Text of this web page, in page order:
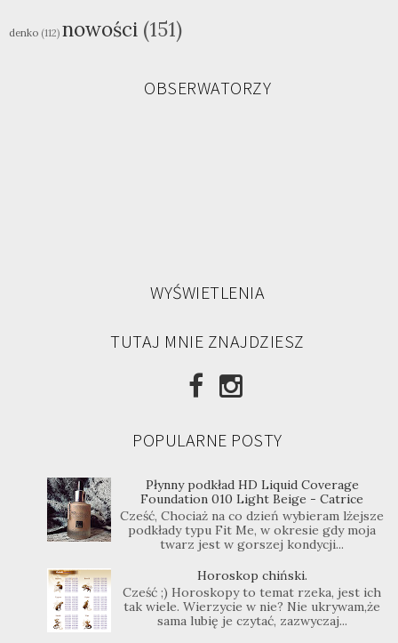
denko (112) nowości (151)
OBSERWATORZY
WYŚWIETLENIA
TUTAJ MNIE ZNAJDZIESZ
POPULARNE POSTY
Płynny podkład HD Liquid Coverage
Foundation 010 Light Beige - Catrice
Cześć, Chociaż na co dzień wybieram lżejsze
podkłady typu Fit Me, w okresie gdy moja
twarz jest w gorszej kondycji...
Horoskop chiński.
Cześć ;) Horoskopy to temat rzeka, jest ich
tak wiele. Wierzycie w nie? Nie ukrywam,że
sama lubię je czytać, zazwyczaj...